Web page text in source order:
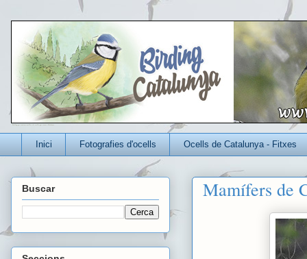
Un blog per conèixer millor els ocells que viuen a Catalunya
Inici Fotografies d'ocells Ocells de Catalunya - Fitxes
Mamífers de
Buscar